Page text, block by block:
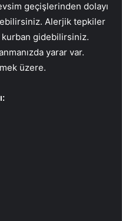
geçişlerinden dolayı
Alerjik tepkiler
kurban gidebilirsiniz.
yarar var.
üzere.